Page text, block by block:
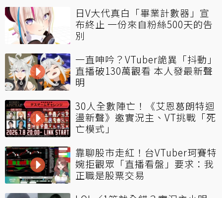
日V大代真白「畢業計數器」宣
布終止 一份來自粉絲500天的告
別
一直呻吟？VTuber詭異「抖動」
直播破130萬觀看 本人發最新聲
明
30人全數陣亡！《艾恩葛朗特迴
盪新聲》邀實況主、VT挑戰「死
亡模式」
靠聊股市走紅！台VTuber珂賽特
婉拒觀眾「直播看盤」要求：我
正職是股票交易